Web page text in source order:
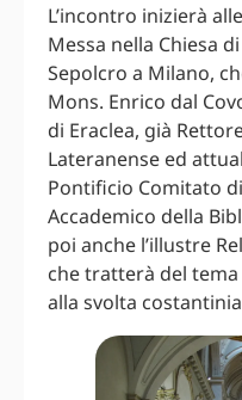
L’incontro inizierà
Messa nella Chiesa
Sepolcro a Milano,
Mons. Enrico dal
di Eraclea, già
Lateranense ed
Pontificio Comitato
Accademico della
poi anche l’illustre
che tratterà del
alla svolta